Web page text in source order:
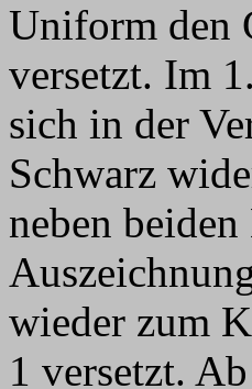
Uniform den
versetzt. Im
sich in der
Schwarz
neben
wieder zum
1 versetzt.